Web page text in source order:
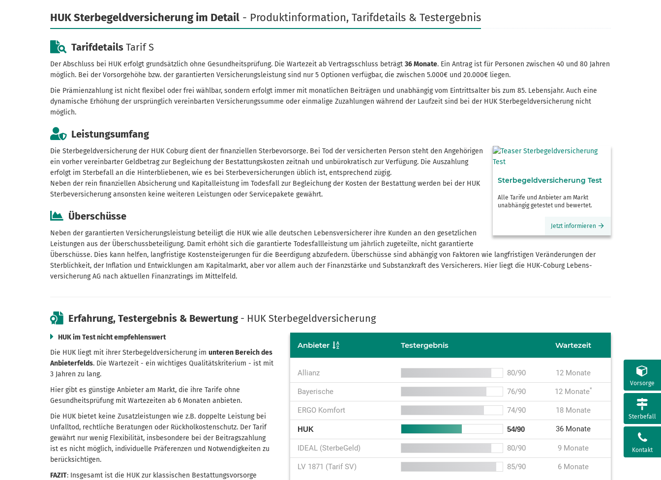
HUK Sterbegeld­versicherung im Detail - Produkt­information, Tarifdetails & Testergebnis
Tarifdetails Tarif S
Der Abschluss bei HUK erfolgt grundsätzlich ohne Gesundheits­prüfung. Die Wartezeit ab Vertragsschluss beträgt 36 Monate. Ein Antrag ist für Personen zwischen 40 und 80 Jahren
möglich. Bei der Vorsorgehöhe bzw. der garantierten Versicherungs­leistung sind nur 5 Optionen verfügbar, die zwischen 5.000€ und 20.000€ liegen.
Die Prämien­zahlung ist nicht flexibel oder frei wählbar, sondern erfolgt immer mit monatlichen Beiträgen und unabhängig vom Eintritts­alter bis zum 85. Lebensjahr. Auch eine
dynamische Erhöhung der ursprünglich vereinbarten Versicherungs­summe oder einmalige Zuzahlungen während der Laufzeit sind bei der HUK Sterbe­geld­versicherung nicht
möglich.
Leistungsumfang
Sterbe­geld­versicherung Test
Alle Tarife und Anbieter am Markt
unabhängig getestet und bewertet.
Jetzt informieren
Die Sterbe­geld­versicherung der HUK Coburg dient der finanziellen Sterbe­vorsorge. Bei Tod der versicherten Person steht den Angehörigen
ein vorher vereinbarter Geldbetrag zur Begleichung der Bestattungs­kosten zeitnah und unbürokratisch zur Verfügung. Die Auszahlung
erfolgt im Sterbefall an die Hinterbliebenen, wie es bei Sterbe­versicherungen üblich ist, entsprechend zügig.
Neben der rein finanziellen Absicherung und Kapital­leistung im Todesfall zur Begleichung der Kosten der Bestattung werden bei der HUK
Sterbeversicherung ansonsten keine weiteren Leistungen oder Service­pakete gewährt.
Überschüsse
Neben der garantierten Versicherungs­leistung beteiligt die HUK wie alle deutschen Lebens­versicherer ihre Kunden an den gesetzlichen
Leistungen aus der Überschuss­beteiligung. Damit erhöht sich die garantierte Todesfall­leistung um jährlich zugeteilte, nicht garantierte
Überschüsse. Dies kann helfen, langfristige Kosten­steigerungen für die Beerdigung abzufedern. Überschüsse sind abhängig von Faktoren wie langfristigen Veränderungen der
Sterblichkeit, der Inflation und Entwicklungen am Kapitalmarkt, aber vor allem auch der Finanzstärke und Substanz­kraft des Versicherers. Hier liegt die HUK-Coburg Lebens­
versicherung AG nach aktuellen Finanzratings im Mittelfeld.
Erfahrung, Testergebnis & Bewertung - HUK Sterbe­geld­versicherung
HUK im Test nicht empfehlenswert
Die HUK liegt mit ihrer Sterbe­geld­versicherung im unteren Bereich des
Anbieterfelds. Die Wartezeit - ein wichtiges Qualitäts­kriterium - ist mit
3 Jahren zu lang.
Hier gibt es günstige Anbieter am Markt, die ihre Tarife ohne
Gesundheits­prüfung mit Wartezeiten ab 6 Monaten anbieten.
Die HUK bietet keine Zusatz­leistungen wie z.B. doppelte Leistung bei
Unfalltod, rechtliche Beratungen oder Rückhol­kostenschutz. Der Tarif
gewährt nur wenig Flexibilität, insbesondere bei der Beitragszahlung
ist es nicht möglich, individuelle Präferenzen und Notwendigkeiten zu
berücksichtigen.
FAZIT: Insgesamt ist die HUK zur klassischen Bestattungs­vorsorge
Anbieter Testergebnis Wartezeit
Allianz 80/90 12 Monate
Bayerische 76/90 12 Monate*
ERGO Komfort 74/90 18 Monate
HUK 54/90 36 Monate
IDEAL (SterbeGeld) 80/90 9 Monate
LV 1871 (Tarif SV) 85/90 6 Monate
Vorsorge
Sterbefall
Kontakt